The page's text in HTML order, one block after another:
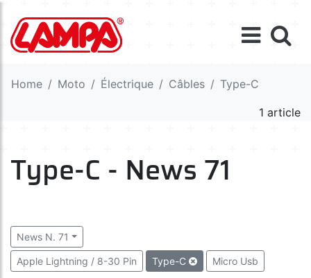
Home Moto Électrique Câbles Type-C
1 article
Type-C - News 71
News N. 71
Apple Lightning / 8-30 Pin Type-C Micro Usb